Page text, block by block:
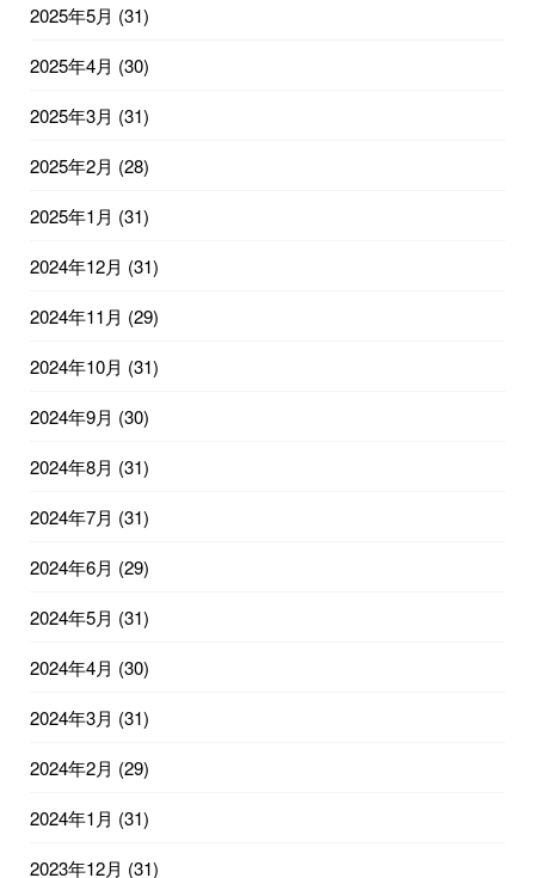
2025年5月 (31)
2025年4月 (30)
2025年3月 (31)
2025年2月 (28)
2025年1月 (31)
2024年12月 (31)
2024年11月 (29)
2024年10月 (31)
2024年9月 (30)
2024年8月 (31)
2024年7月 (31)
2024年6月 (29)
2024年5月 (31)
2024年4月 (30)
2024年3月 (31)
2024年2月 (29)
2024年1月 (31)
2023年12月 (31)